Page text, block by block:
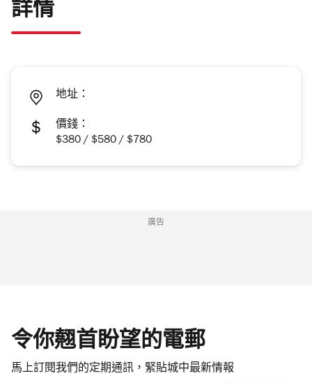
詳情
地址：
價錢：
$380 / $580 / $780
廣告
令你翹首盼望的電郵
馬上訂閱我們的定期通訊，緊貼城中最新情報